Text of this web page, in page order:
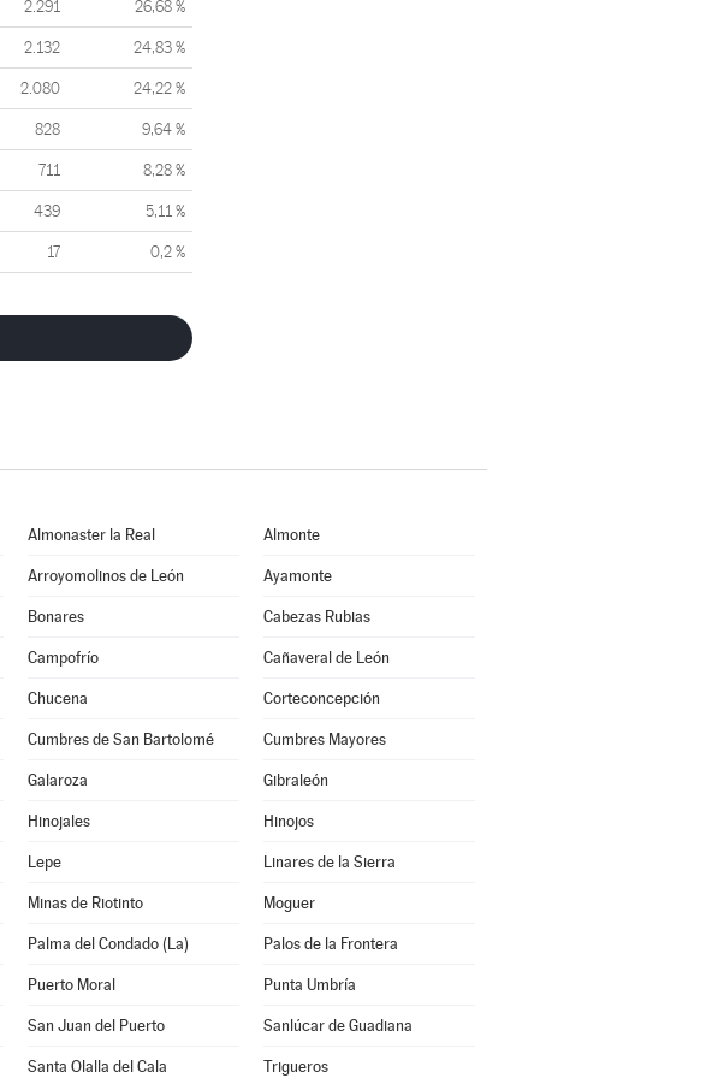
2.291 26,68 %
2.132 24,83 %
2.080 24,22 %
828 9,64 %
711 8,28 %
439 5,11 %
17 0,2 %
Almonaster la Real Almonte
Arroyomolinos de León Ayamonte
Bonares Cabezas Rubias
Campofrío Cañaveral de León
Chucena Corteconcepción
Cumbres de San Bartolomé Cumbres Mayores
Galaroza Gibraleón
Hinojales Hinojos
Lepe Linares de la Sierra
Minas de Riotinto Moguer
Palma del Condado (La) Palos de la Frontera
Puerto Moral Punta Umbría
San Juan del Puerto Sanlúcar de Guadiana
Santa Olalla del Cala Trigueros